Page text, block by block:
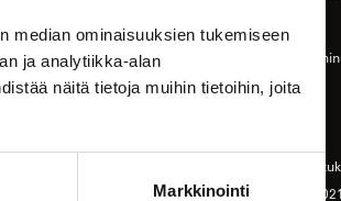
median ominaisuuksien tukemiseen
ja analytiikka-alan
näitä tietoja muihin tietoihin, joita
Markkinointi
Täsmänä töihin ja
-hankkeet
Ammatillisen
strategiarahoitus